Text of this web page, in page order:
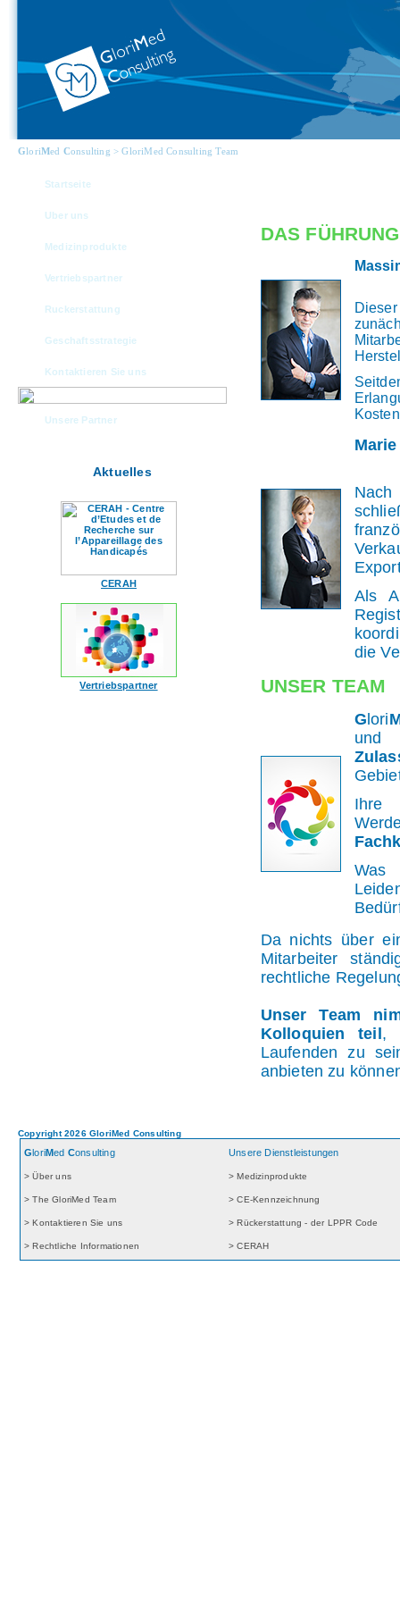
GloriMed Consulting > GloriMed Consulting Team
Startseite
Uber uns
Medizinprodukte
Vertriebspartner
Ruckerstattung
Geschaftsstrategie
Kontaktieren Sie uns
Unsere Partner
Aktuelles
CERAH
Vertriebspartner
DAS
Als
die
UNSER TEAM
G lori
Ihre
Was
Da nichts über
Mitarbeiter
rechtliche
Unser Team
Kolloquien teil ,
Laufenden zu
anbieten zu
Copyright 2026 GloriMed Consulting
GloriMed Consulting Unsere Dienstleistungen
> Über uns > Medizinprodukte
> The GloriMed Team > CE-Kennzeichnung
> Kontaktieren Sie uns > Rückerstattung - der LPPR Code
> Rechtliche Informationen > CERAH